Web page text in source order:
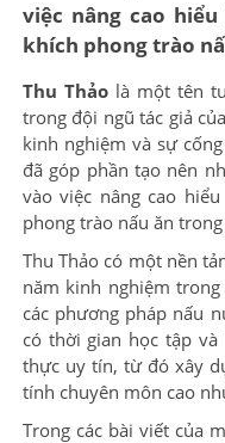
việc nâng cao
khích phong trào
Thu Thảolà một tên
trong đội ngũ tác giả của
kinh nghiệm và sự
đã góp phần tạo nên
vào việc nâng cao
phong trào nấu ăn
Thu Thảo có một nền
năm kinh nghiệm
các phương pháp nấu
có thời gian học tập
thực uy tín, từ đó xây
tính chuyên môn cao
Trong các bài viết của